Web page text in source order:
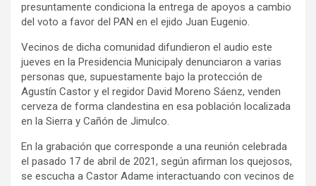
presuntamente condiciona la entrega de apoyos a cambio
del voto a favor del PAN en el ejido Juan Eugenio.
Vecinos de dicha comunidad difundieron el audio este
jueves en la Presidencia Municipaly denunciaron a varias
personas que, supuestamente bajo la protección de
Agustín Castor y el regidor David Moreno Sáenz, venden
cerveza de forma clandestina en esa población localizada
en la Sierra y Cañón de Jimulco.
En la grabación que corresponde a una reunión celebrada
el pasado 17 de abril de 2021, según afirman los quejosos,
se escucha a Castor Adame interactuando con vecinos de